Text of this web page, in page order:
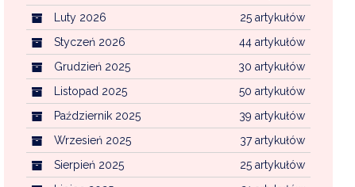
25 artykułów
Luty 2026
44 artykułów
Styczeń 2026
30 artykułów
Grudzień 2025
50 artykułów
Listopad 2025
39 artykułów
Październik 2025
37 artykułów
Wrzesień 2025
25 artykułów
Sierpień 2025